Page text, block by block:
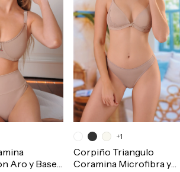
Aro y Base
Corpiño Triangulo
Coramina Microfibra y
+1